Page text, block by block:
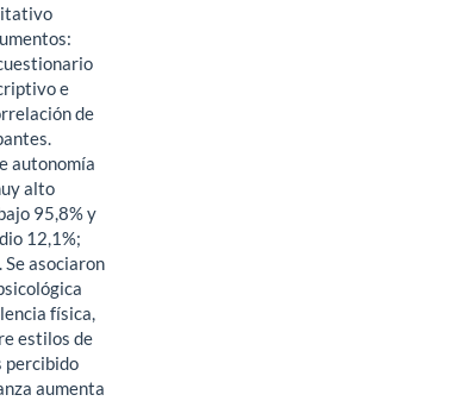
e
de
autonomía
alto
95,8% y
12,1%;
asociaron
física,
estilos de
percibido
aumenta